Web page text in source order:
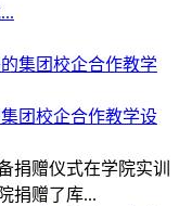
团校企合作教学设
捐赠仪式在学院实训
捐赠了库...